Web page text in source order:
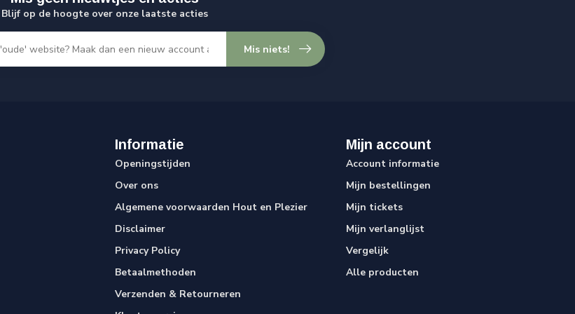
Blijf op de hoogte over onze laatste acties
Mis niets!
Informatie
Openingstijden
Over ons
Algemene voorwaarden Hout en Plezier
Disclaimer
Privacy Policy
Betaalmethoden
Verzenden & Retourneren
Mijn account
Account informatie
Mijn bestellingen
Mijn tickets
Mijn verlanglijst
Vergelijk
Alle producten